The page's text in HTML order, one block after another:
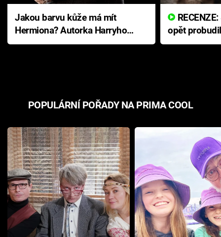
Jakou barvu kůže má mít
Hermiona? Autorka Harryho
Pottera přišla s ráznou
opět
přichází s
POPULÁRNÍ POŘADY NA PRIMA COOL